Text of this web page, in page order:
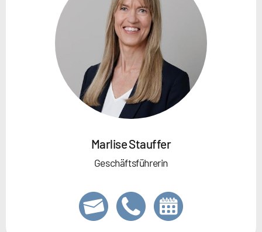
Marlise Stauffer
Geschäftsführerin